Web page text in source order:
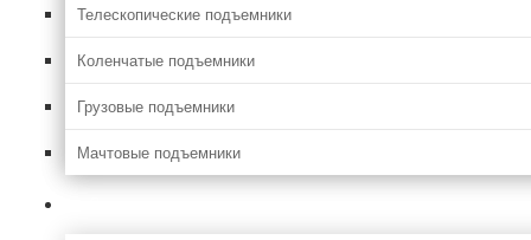
Телескопические подъемники
Коленчатые подъемники
Грузовые подъемники
Мачтовые подъемники